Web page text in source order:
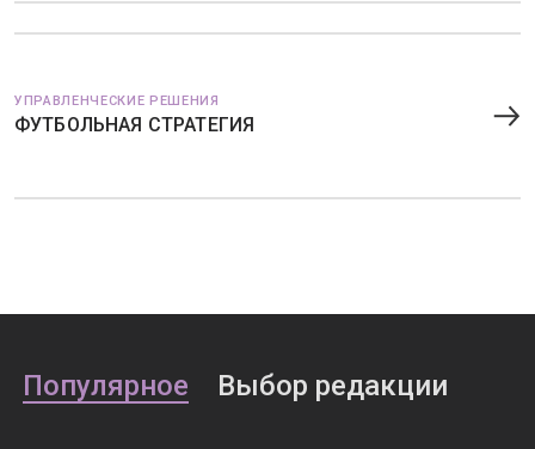
УПРАВЛЕНЧЕСКИЕ РЕШЕНИЯ
ФУТБОЛЬНАЯ СТРАТЕГИЯ
Популярное Выбор редакции